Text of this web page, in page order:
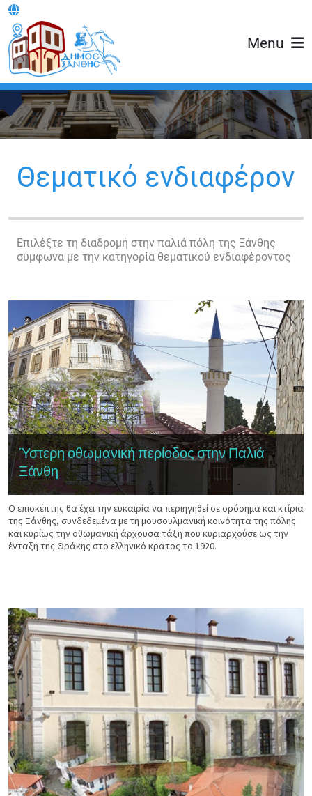
Menu
Θεματικό ενδιαφέρον
Επιλέξτε τη διαδρομή στην παλιά πόλη της Ξάνθης
σύμφωνα με την κατηγορία θεματικού ενδιαφέροντος
Ύστερη οθωμανική περίοδος στην Παλιά
Ξάνθη
Ο επισκέπτης θα έχει την ευκαιρία να περιηγηθεί σε ορόσημα και κτίρια
της Ξάνθης, συνδεδεμένα με τη μουσουλμανική κοινότητα της πόλης
και κυρίως την οθωμανική άρχουσα τάξη που κυριαρχούσε ως την
ένταξη της Θράκης στο ελληνικό κράτος το 1920.